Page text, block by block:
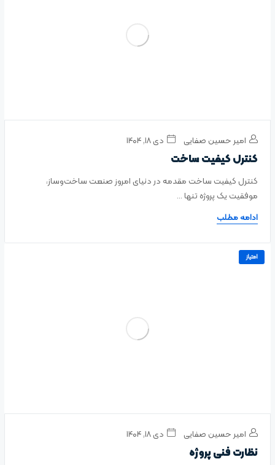
امیر حسین صفایی دی ۱۸, ۱۴۰۴
کنترل کیفیت ساخت
کنترل کیفیت ساخت مقدمه در دنیای امروز صنعت ساخت‌وساز،
موفقیت یک پروژه تنها ...
ادامه مطلب
امتیاز
امیر حسین صفایی دی ۱۸, ۱۴۰۴
نظارت فنی پروژه